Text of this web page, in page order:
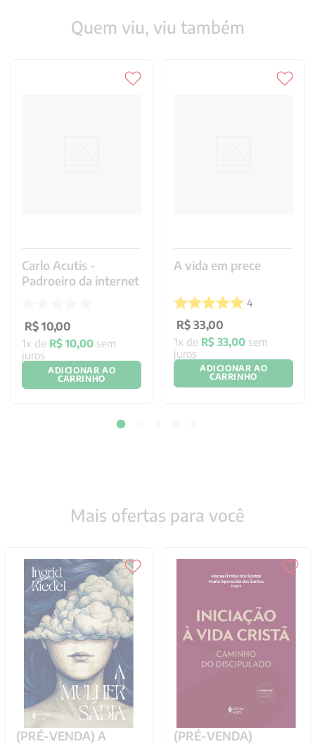
Quem viu, viu também
Carlo Acutis -
Padroeiro da internet
R$ 10,00
1x de R$ 10,00 sem
juros
ADICIONAR AO
CARRINHO
A vida em prece
4
R$ 33,00
1x de R$ 33,00 sem
juros
ADICIONAR AO
CARRINHO
Mais ofertas para você
(PRÉ-VENDA) A
(PRÉ-VENDA)